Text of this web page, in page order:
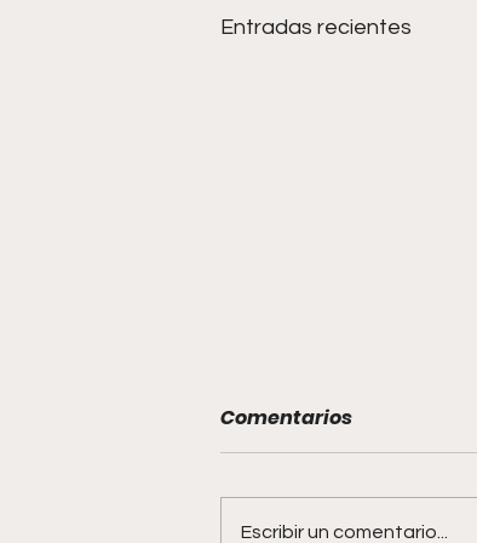
Entradas recientes
Comentarios
Escribir un comentario...